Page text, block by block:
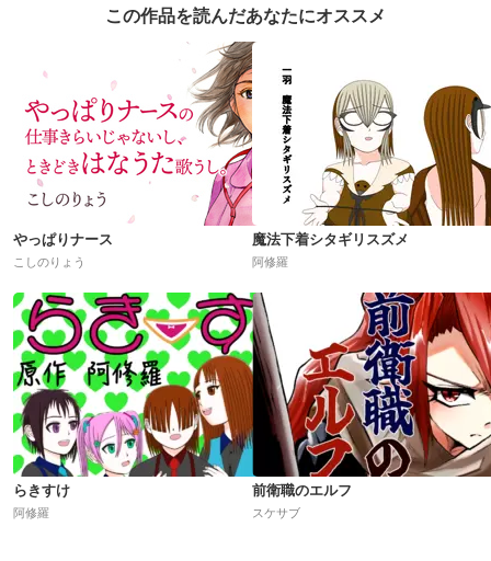
この作品を読んだあなたにオススメ
やっぱりナース
こしのりょう
魔法下着シタギリスズメ
阿修羅
らきすけ
阿修羅
前衛職のエルフ
スケサブ